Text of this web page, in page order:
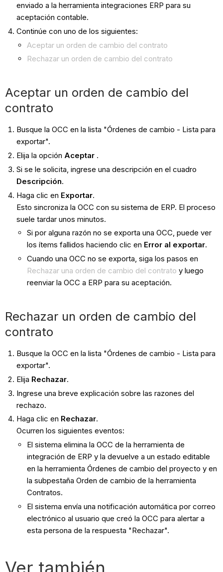
enviado a la herramienta integraciones ERP para su
aceptación contable.
Continúe con uno de los siguientes:
​Aceptar un orden de cambio del contrato
Rechazar un orden de cambio del contrato
Aceptar un orden de cambio del
contrato
Busque la OCC en la lista "Órdenes de cambio - Lista para
exportar".
Elija la opción Aceptar.
Si se le solicita, ingrese una descripción en el cuadro
Descripción.
Haga clic en Exportar.
Esto sincroniza la OCC con su sistema de ERP. El proceso
suele tardar unos minutos.
Si por alguna razón no se exporta una OCC, puede ver
los ítems fallidos haciendo clic en Error al exportar.
Cuando una OCC no se exporta, siga los pasos en
Rechazar una orden de cambio del contrato y luego
reenviar la OCC a ERP para su aceptación.
Rechazar un orden de cambio del
contrato
Busque la OCC en la lista "Órdenes de cambio - Lista para
exportar".
Elija Rechazar.
Ingrese una breve explicación sobre las razones del
rechazo.
Haga clic en Rechazar.
Ocurren los siguientes eventos:
El sistema elimina la OCC de la herramienta de
integración de ERP y la devuelve a un estado editable
en la herramienta Órdenes de cambio del proyecto y en
la subpestaña Orden de cambio de la herramienta
Contratos.
El sistema envía una notificación automática por correo
electrónico al usuario que creó la OCC para alertar a
esta persona de la respuesta "Rechazar".
Ver también